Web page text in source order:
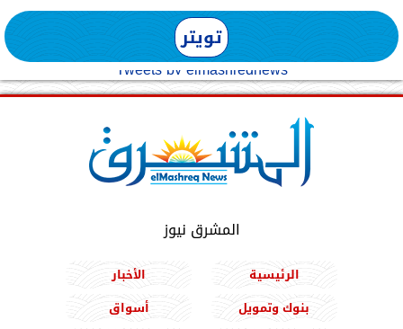
تويتر
Tweets by elmashreqnews
المشرق نيوز
الرئيسية
الأخبار
بنوك وتمويل
أسواق